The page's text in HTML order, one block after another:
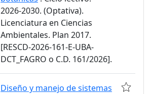
2026-2030. (Optativa).
Licenciatura en Ciencias
Ambientales. Plan 2017.
[RESCD-2026-161-E-UBA-
DCT_FAGRO o C.D. 161/2026].
Diseño y manejo de sistemas